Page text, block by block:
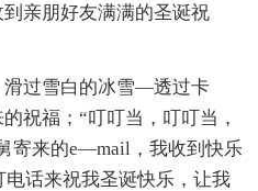
亲朋好友满满的圣诞祝
滑过雪白的冰雪—透过卡
祝福；“叮叮当，叮叮当，
寄来的e—mail，我收到快乐
话来祝我圣诞快乐，让我